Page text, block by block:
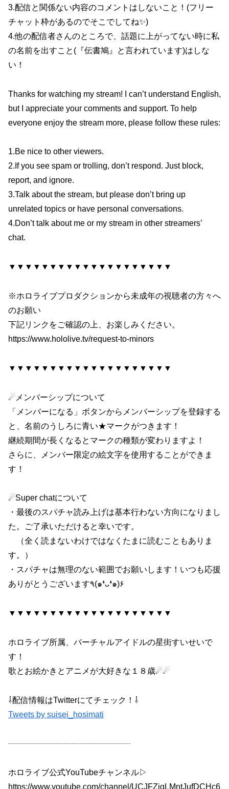
3.配信と関係ない内容のコメントはしないこと！(フリー
チャット枠があるのでそこでしてね✨)
4.他の配信者さんのところで、話題に上がってない時に私
の名前を出すこと(『伝書鳩』と言われています)はしな
い！
Thanks for watching my stream! I can’t understand English,
but I appreciate your comments and support. To help
everyone enjoy the stream more, please follow these rules:
1.Be nice to other viewers.
2.If you see spam or trolling, don’t respond. Just block,
report, and ignore.
3.Talk about the stream, but please don’t bring up
unrelated topics or have personal conversations.
4.Don’t talk about me or my stream in other streamers’
chat.
▼▼▼▼▼▼▼▼▼▼▼▼▼▼▼▼▼▼▼▼
※ホロライブプロダクションから未成年の視聴者の方々へ
のお願い
下記リンクをご確認の上、お楽しみください。
https://www.hololive.tv/request-to-minors
▼▼▼▼▼▼▼▼▼▼▼▼▼▼▼▼▼▼▼▼
☄メンバーシップについて
「メンバーになる」ボタンからメンバーシップを登録する
と、名前のうしろに青い★マークがつきます！
継続期間が長くなるとマークの種類が変わりますよ！
さらに、メンバー限定の絵文字を使用することができま
す！
☄Super chatについて
・最後のスパチャ読み上げは基本行わない方向になりまし
た。ご了承いただけると幸いです。
（全く読まないわけではなくたまに読むこともありま
す。）
・スパチャは無理のない範囲でお願いします！いつも応援
ありがとうございます٩(๑❛ᴗ❛๑)۶
▼▼▼▼▼▼▼▼▼▼▼▼▼▼▼▼▼▼▼▼
ホロライブ所属、バーチャルアイドルの星街すいせいで
す！
歌とお絵かきとアニメが大好きな１８歳☄☄
⇩配信情報はTwitterにてチェック！⇩
Tweets by suisei_hosimati
┈┈┈┈┈┈┈┈┈┈┈┈┈┈┈
ホロライブ公式YouTubeチャンネル▷
https://www.youtube.com/channel/UCJFZiqLMntJufDCHc6